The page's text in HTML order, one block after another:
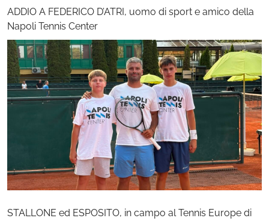
ADDIO A FEDERICO D’ATRI, uomo di sport e amico della
Napoli Tennis Center
STALLONE ed ESPOSITO, in campo al Tennis Europe di